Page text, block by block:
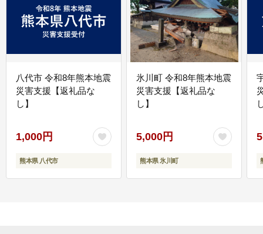
八代市 令和8年熊本地震
災害支援【返礼品な
し】
1,000円
熊本県 八代市
氷川町 令和8年熊本地震
災害支援【返礼品な
し】
5,000円
熊本県 氷川町